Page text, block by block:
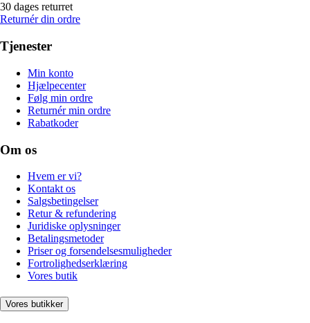
30 dages returret
Returnér din ordre
Tjenester
Min konto
Hjælpecenter
Følg min ordre
Returnér min ordre
Rabatkoder
Om os
Hvem er vi?
Kontakt os
Salgsbetingelser
Retur & refundering
Juridiske oplysninger
Betalingsmetoder
Priser og forsendelsesmuligheder
Fortrolighedserklæring
Vores butik
Vores butikker